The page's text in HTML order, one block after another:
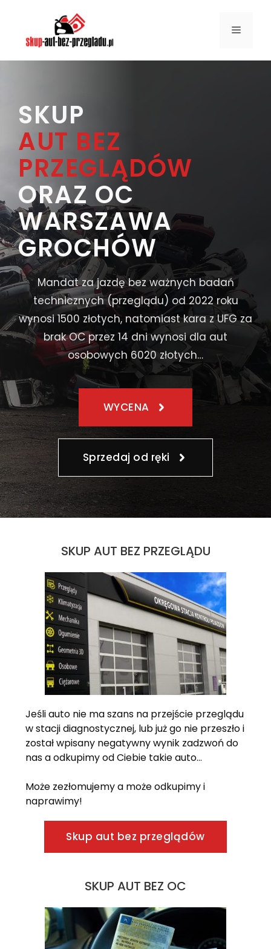
treści
MENU
SKUP
AUT BEZ
PRZEGLĄDÓW
ORAZ OC
WARSZAWA
GROCHÓW
Mandat za jazdę bez ważnych badań
technicznych (przeglądu) od 2022 roku
wynosi 1500 złotych, natomiast kara z UFG za
brak OC przez 14 dni wynosi dla aut
osobowych 6020 złotych…
WYCENA
Sprzedaj od ręki
SKUP AUT BEZ PRZEGLĄDU
Jeśli auto nie ma szans na przejście przeglądu
w stacji diagnostycznej, lub już go nie przeszło i
został wpisany negatywny wynik zadzwoń do
nas a odkupimy od Ciebie takie auto…
Może zezłomujemy a może odkupimy i
naprawimy!
Skup aut bez przeglądów
SKUP AUT BEZ OC